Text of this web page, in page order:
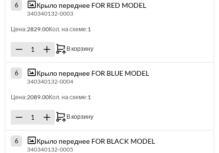
6 Крыло переднее FOR RED MODEL
340340132-0003
Цена:2829.00Кол. на схеме:1
В корзину
6 Крыло переднее FOR BLUE MODEL
340340132-0004
Цена:2089.00Кол. на схеме:1
В корзину
6 Крыло переднее FOR BLACK MODEL
340340132-0005